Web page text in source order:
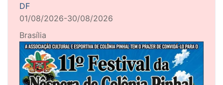
DF
01/08/2026-30/08/2026
Brasília